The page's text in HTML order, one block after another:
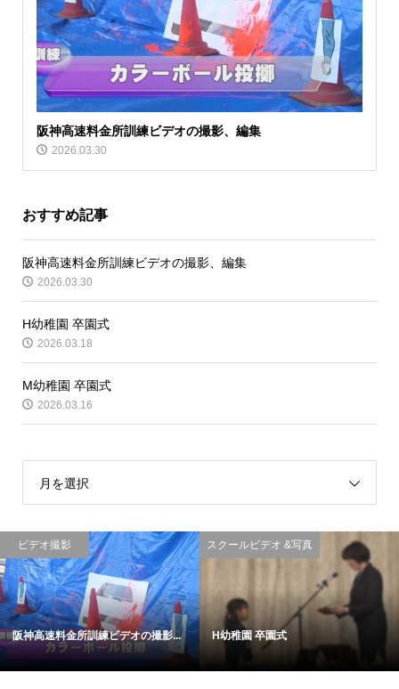
阪神高速料金所訓練ビデオの撮影、編集
2026.03.30
おすすめ記事
阪神高速料金所訓練ビデオの撮影、編集
2026.03.30
H幼稚園 卒園式
2026.03.18
M幼稚園 卒園式
2026.03.16
月を選択
ビデオ撮影
阪神高速料金所訓練ビデオの撮影...
スクールビデオ &写真
H幼稚園 卒園式